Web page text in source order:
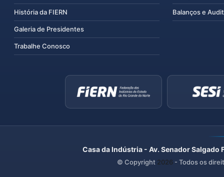
História da FIERN
Galeria de Presidentes
Trabalhe Conosco
Balanços e
Casa da Indústria - Av. Senador
© Copyright 2026 - Todos os